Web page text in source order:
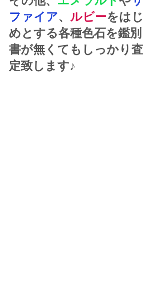
ファイア、 ルビーをはじ
めとする各種色石を鑑別
書が無くてもしっかり査
定致します♪